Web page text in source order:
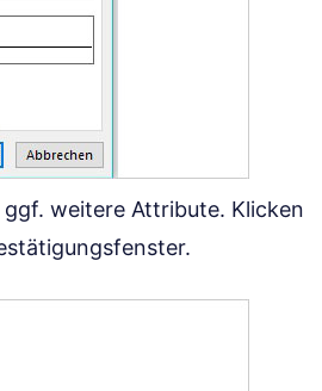
weitere Attribute. Klicken